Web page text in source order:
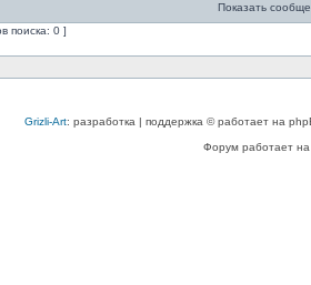
Показать
поиска: 0 ]
Grizli-Art: разработка | поддержка © работает на
Форум работает